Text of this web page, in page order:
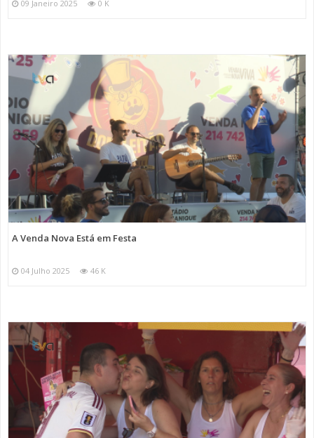
09 Janeiro 2025 0 K
A Venda Nova Está em Festa
04 Julho 2025 46 K